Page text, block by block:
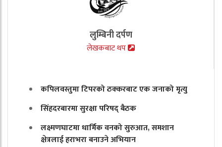
लुम्बिनी दर्पण
लेखकबाट थप
कपिलवस्तुमा टिपरको ठक्करबाट एक जनाको मृत्यु
सिंहदरबारमा सुरक्षा परिषद् बैठक
लक्ष्मणघाटमा धार्मिक वनको सुरुआत, समशान
क्षेत्रलाई हराभरा बनाउने अभियान